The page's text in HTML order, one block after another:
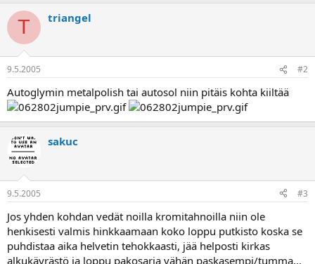
aT triangel
9.5.2005 #2
Autoglymin metalpolish tai autosol niin pitäis kohta kiiltää
sakuc
9.5.2005 #3
Jos yhden kohdan vedät noilla kromitahnoilla niin ole
henkisesti valmis hinkkaamaan koko loppu putkisto koska se
puhdistaa aika helvetin tehokkaasti, jää helposti kirkas
alkukäyrästö ja loppu pakosarja vähän paskasempi/tumma...